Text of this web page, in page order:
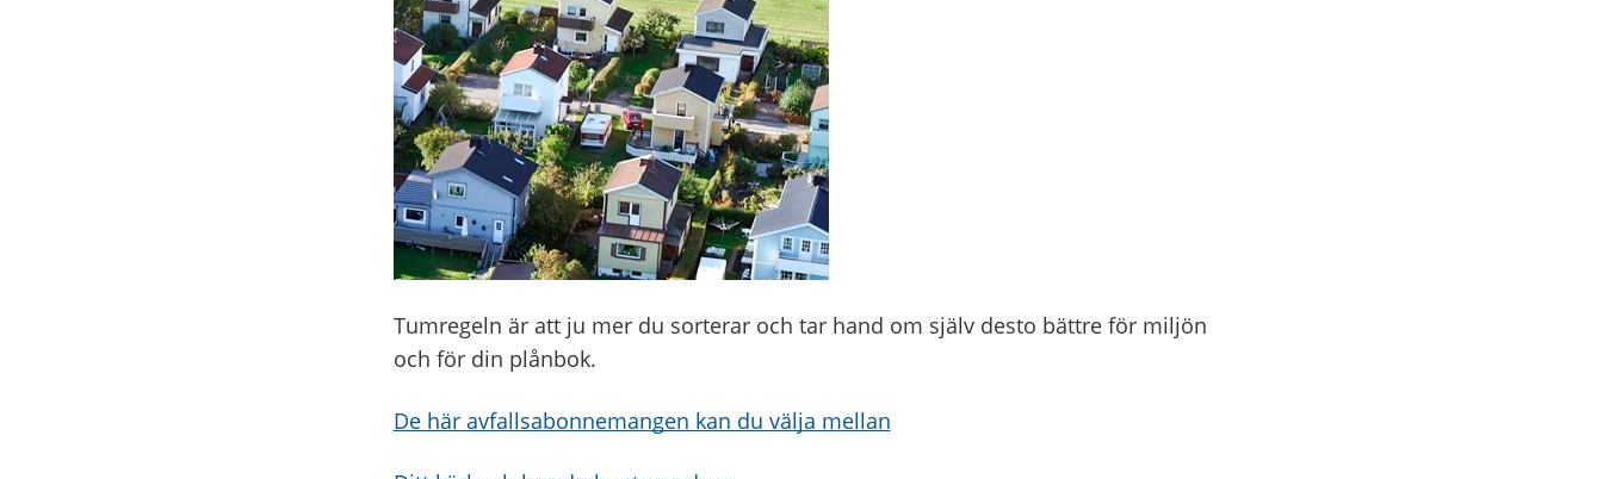
Tumregeln är att ju mer du sorterar och tar hand om själv desto bättre för miljön
och för din plånbok.
De här avfallsabonnemangen kan du välja mellan